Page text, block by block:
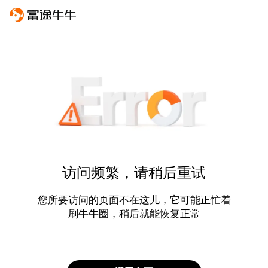
访问频繁，请稍后重试
您所要访问的页面不在这儿，它可能正忙着
刷牛牛圈，稍后就能恢复正常